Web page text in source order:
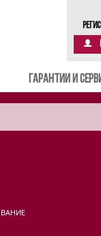
Гарантии и